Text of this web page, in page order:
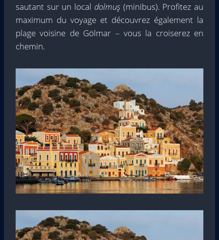
sautant sur un local dolmuş(minibus). Profitez au
maximum du voyage et découvrez également la
plage voisine de Gölmar – vous la croiserez en
chemin.